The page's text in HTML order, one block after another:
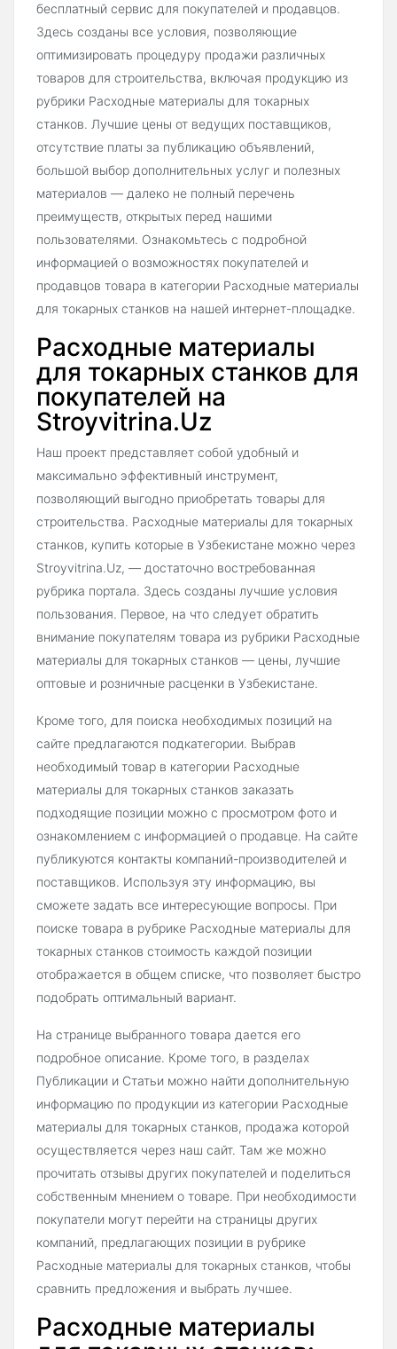
бесплатный сервис для покупателей и продавцов.
Здесь созданы все условия, позволяющие
оптимизировать процедуру продажи различных
товаров для строительства, включая продукцию из
рубрики Расходные материалы для токарных
станков. Лучшие цены от ведущих поставщиков,
отсутствие платы за публикацию объявлений,
большой выбор дополнительных услуг и полезных
материалов — далеко не полный перечень
преимуществ, открытых перед нашими
пользователями. Ознакомьтесь с подробной
информацией о возможностях покупателей и
продавцов товара в категории Расходные материалы
для токарных станков на нашей интернет-площадке.
Расходные материалы
для токарных станков для
покупателей на
Stroyvitrina.Uz
Наш проект представляет собой удобный и
максимально эффективный инструмент,
позволяющий выгодно приобретать товары для
строительства. Расходные материалы для токарных
станков, купить которые в Узбекистане можно через
Stroyvitrina.Uz, — достаточно востребованная
рубрика портала. Здесь созданы лучшие условия
пользования. Первое, на что следует обратить
внимание покупателям товара из рубрики Расходные
материалы для токарных станков — цены, лучшие
оптовые и розничные расценки в Узбекистане.
Кроме того, для поиска необходимых позиций на
сайте предлагаются подкатегории. Выбрав
необходимый товар в категории Расходные
материалы для токарных станков заказать
подходящие позиции можно с просмотром фото и
ознакомлением с информацией о продавце. На сайте
публикуются контакты компаний-производителей и
поставщиков. Используя эту информацию, вы
сможете задать все интересующие вопросы. При
поиске товара в рубрике Расходные материалы для
токарных станков стоимость каждой позиции
отображается в общем списке, что позволяет быстро
подобрать оптимальный вариант.
На странице выбранного товара дается его
подробное описание. Кроме того, в разделах
Публикации и Статьи можно найти дополнительную
информацию по продукции из категории Расходные
материалы для токарных станков, продажа которой
осуществляется через наш сайт. Там же можно
прочитать отзывы других покупателей и поделиться
собственным мнением о товаре. При необходимости
покупатели могут перейти на страницы других
компаний, предлагающих позиции в рубрике
Расходные материалы для токарных станков, чтобы
сравнить предложения и выбрать лучшее.
Расходные материалы